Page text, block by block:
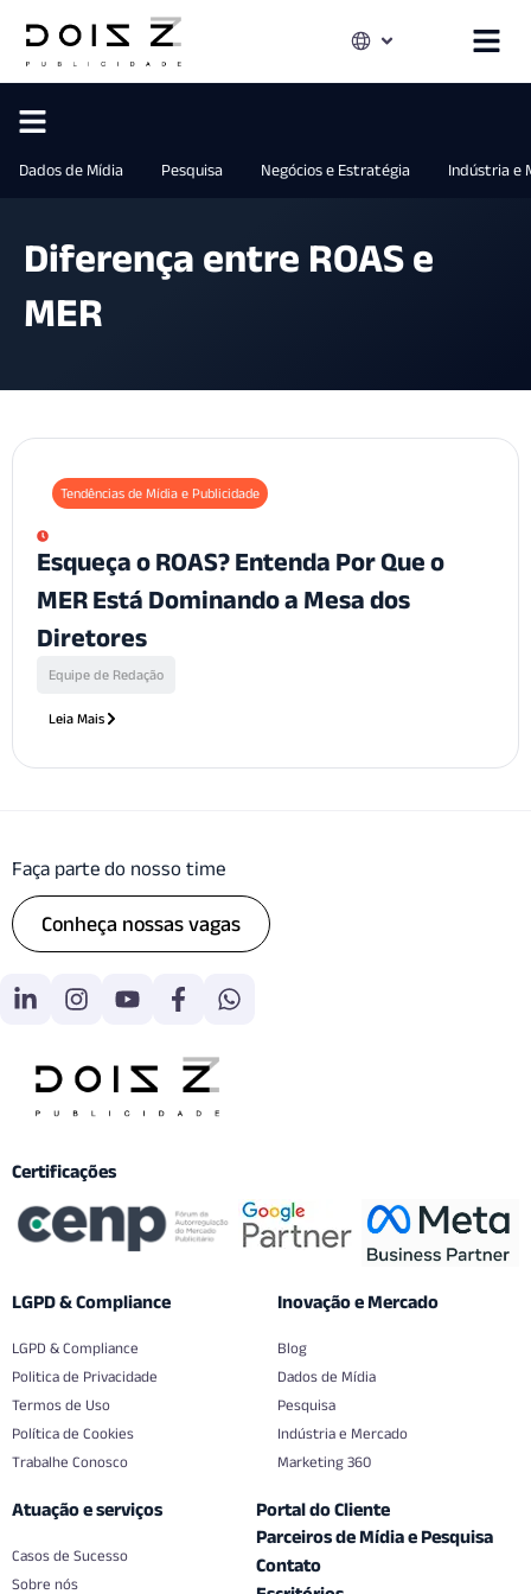
Dados de Mídia Pesquisa Negócios e Estratégia Indústria e
Diferença entre ROAS e
MER
Tendências de Mídia e Publicidade
Esqueça o ROAS? Entenda Por Que o
MER Está Dominando a Mesa dos
Diretores
Equipe de Redação
Leia Mais
Faça parte do nosso time
Conheça nossas vagas
Certificações
LGPD & Compliance
LGPD & Compliance
Politica de Privacidade
Termos de Uso
Política de Cookies
Trabalhe Conosco
Inovação e Mercado
Blog
Dados de Mídia
Pesquisa
Indústria e Mercado
Marketing 360
Atuação e serviços
Casos de Sucesso
Sobre nós
Portal do Cliente
Parceiros de Mídia e Pesquisa
Contato